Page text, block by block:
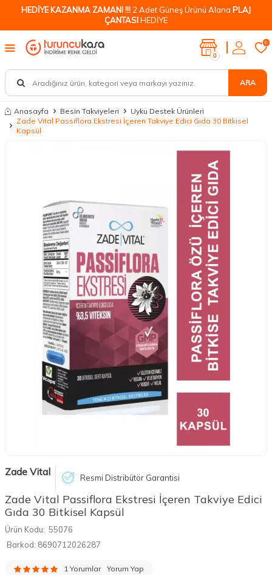
HEDİYE KAZANMA ZAMANI !!! 2 Adet Güneş Ürünü Alana PLAJ
ÇANTASIHEDİYE
ARA
0
0
Anasayfa Besin Takviyeleri
Uyku Destek Ürünleri
Zade Vital Passiflora Ekstresi İçeren Takviye Edici Gıda 30 Bitkisel
Kapsül
Zade Vital Resmi Distribütör Garantisi
Zade Vital Passiflora Ekstresi İçeren Takviye Edici
Gıda 30 Bitkisel Kapsül
Ürün Kodu: 55076
Barkod: 8690712026287
1 Yorumlar Yorum Yap